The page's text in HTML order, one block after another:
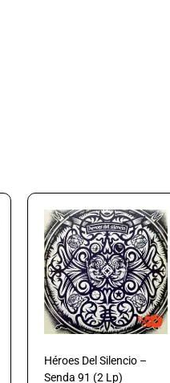
Héroes Del Silencio –
Senda 91 (2 Lp)